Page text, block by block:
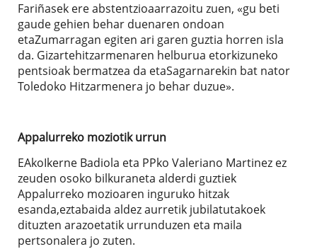
Fariñasek ere abstentzioaarrazoitu zuen, «gu beti
gaude gehien behar duenaren ondoan
etaZumarragan egiten ari garen guztia horren isla
da. Gizartehitzarmenaren helburua etorkizuneko
pentsioak bermatzea da etaSagarnarekin bat nator
Toledoko Hitzarmenera jo behar duzue».
Appalurreko moziotik urrun
EAkoIkerne Badiola eta PPko Valeriano Martinez ez
zeuden osoko bilkuraneta alderdi guztiek
Appalurreko mozioaren inguruko hitzak
esanda,eztabaida aldez aurretik jubilatutakoek
dituzten arazoetatik urrunduzen eta maila
pertsonalera jo zuten.